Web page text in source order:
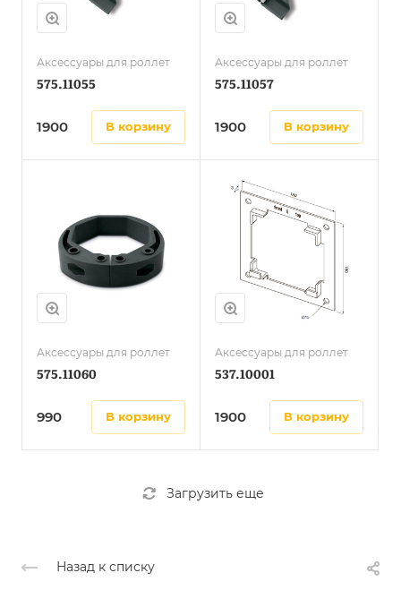
Аксессуары для роллет
575.11055
1900 в корзину
Аксессуары для роллет
575.11057
1900 в корзину
Аксессуары для роллет
575.11060
990 в корзину
Аксессуары для роллет
537.10001
1900 в корзину
Загрузить еще
Назад к списку